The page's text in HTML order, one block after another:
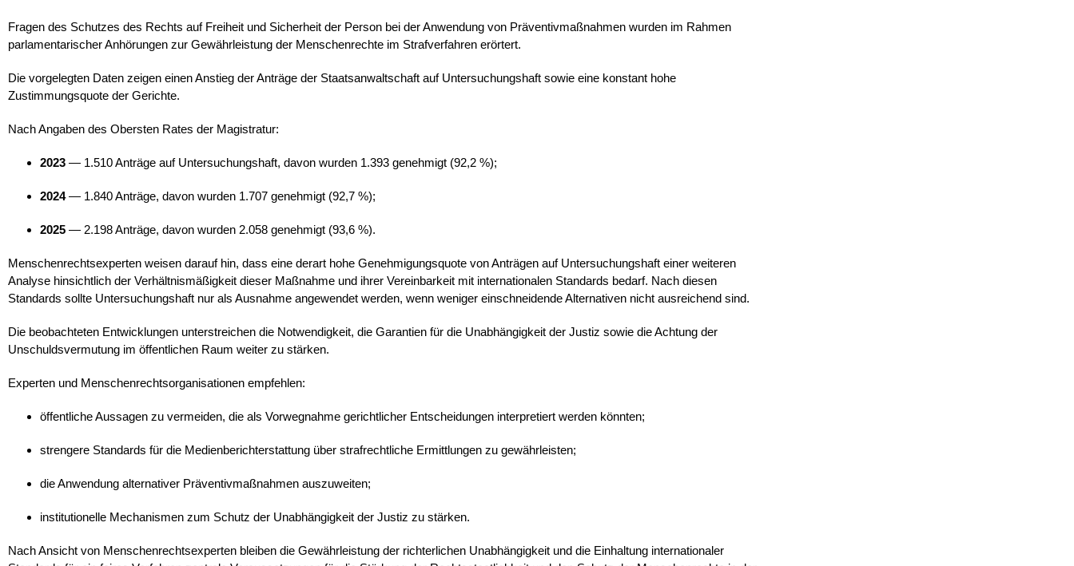
Fragen des Schutzes des Rechts auf Freiheit und Sicherheit der Person bei der Anwendung von Präventivmaßnahmen wurden im Rahmen
parlamentarischer Anhörungen zur Gewährleistung der Menschenrechte im Strafverfahren erörtert.
Die vorgelegten Daten zeigen einen Anstieg der Anträge der Staatsanwaltschaft auf Untersuchungshaft sowie eine konstant hohe
Zustimmungsquote der Gerichte.
Nach Angaben des Obersten Rates der Magistratur:
2023 — 1.510 Anträge auf Untersuchungshaft, davon wurden 1.393 genehmigt (92,2 %);
2024— 1.840 Anträge, davon wurden 1.707 genehmigt (92,7 %);
2025 — 2.198 Anträge, davon wurden 2.058 genehmigt (93,6 %).
Menschenrechtsexperten weisen darauf hin, dass eine derart hohe Genehmigungsquote von Anträgen auf Untersuchungshaft einer weiteren
Analyse hinsichtlich der Verhältnismäßigkeit dieser Maßnahme und ihrer Vereinbarkeit mit internationalen Standards bedarf. Nach diesen
Standards sollte Untersuchungshaft nur als Ausnahme angewendet werden, wenn weniger einschneidende Alternativen nicht ausreichend sind.
Die beobachteten Entwicklungen unterstreichen die Notwendigkeit, die Garantien für die Unabhängigkeit der Justiz sowie die Achtung der
Unschuldsvermutung im öffentlichen Raum weiter zu stärken.
Experten und Menschenrechtsorganisationen empfehlen:
öffentliche Aussagen zu vermeiden, die als Vorwegnahme gerichtlicher Entscheidungen interpretiert werden könnten;
strengere Standards für die Medienberichterstattung über strafrechtliche Ermittlungen zu gewährleisten;
die Anwendung alternativer Präventivmaßnahmen auszuweiten;
institutionelle Mechanismen zum Schutz der Unabhängigkeit der Justiz zu stärken.
Nach Ansicht von Menschenrechtsexperten bleiben die Gewährleistung der richterlichen Unabhängigkeit und die Einhaltung internationaler